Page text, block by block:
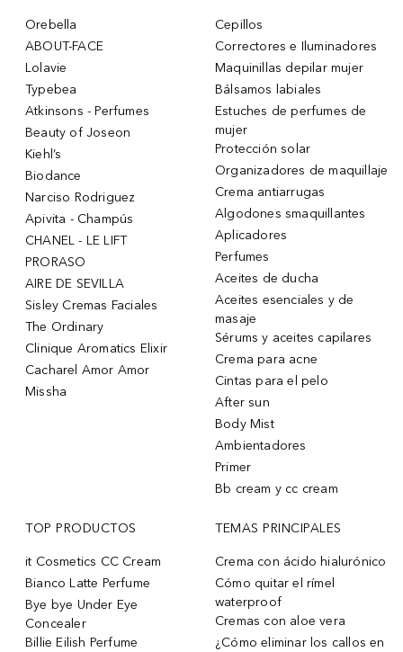
Orebella
ABOUT-FACE
Lolavie
Typebea
Atkinsons - Perfumes
Beauty of Joseon
Kiehl’s
Biodance
Narciso Rodriguez
Apivita - Champús
CHANEL - LE LIFT
PRORASO
AIRE DE SEVILLA
Sisley Cremas Faciales
The Ordinary
Clinique Aromatics Elixir
Cacharel Amor Amor
Missha
Cepillos
Correctores e Iluminadores
Maquinillas depilar mujer
Bálsamos labiales
Estuches de perfumes de
mujer
Protección solar
Organizadores de maquillaje
Crema antiarrugas
Algodones smaquillantes
Aplicadores
Perfumes
Aceites de ducha
Aceites esenciales y de
masaje
Sérums y aceites capilares
Crema para acne
Cintas para el pelo
After sun
Body Mist
Ambientadores
Primer
Bb cream y cc cream
TOP PRODUCTOS
it Cosmetics CC Cream
Bianco Latte Perfume
Bye bye Under Eye
Concealer
Billie Eilish Perfume
TEMAS PRINCIPALES
Crema con ácido hialurónico
Cómo quitar el rímel
waterproof
Cremas con aloe vera
¿Cómo eliminar los callos en